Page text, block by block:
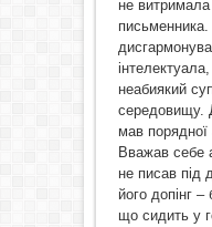
не витримала
письменника.
неабиякий
середовищу.
мав порядної
Вважав себе
не писав під
його допінг
що сидить у